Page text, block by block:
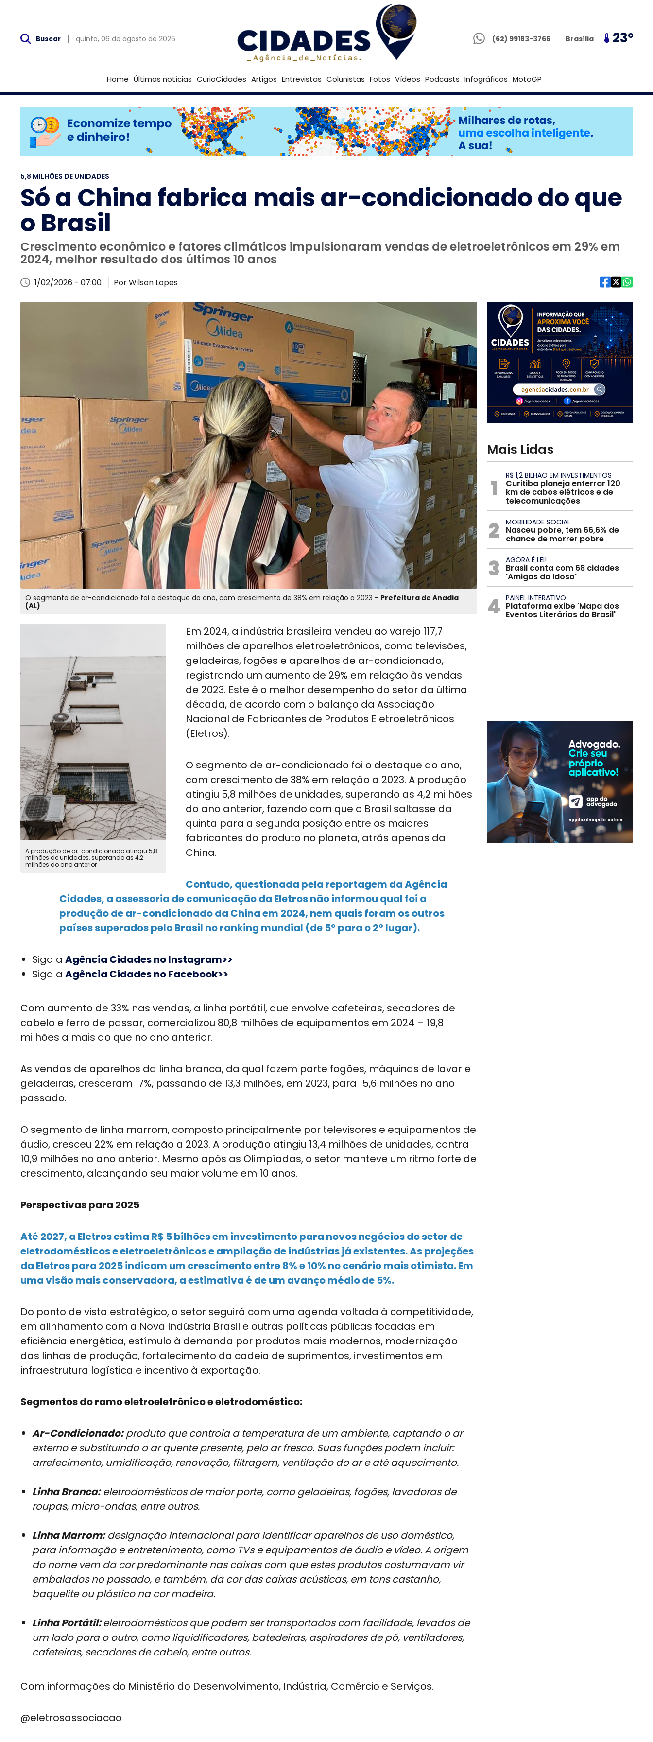
Buscar quinta, 06 de agosto de 2026 (62) 99183-3766
Goiânia 28º Brasília Goiânia 28º Brasília 23º
Home Últimas notícias CurioCidades Artigos Entrevistas Colunistas Fotos Vídeos Podcasts Infográficos MotoGP
5,8 MILHÕES DE UNIDADES
Só a China fabrica mais ar-condicionado do que
o Brasil
Crescimento econômico e fatores climáticos impulsionaram vendas de eletroeletrônicos em 29% em
2024, melhor resultado dos últimos 10 anos
1/02/2026 - 07:00 Por Wilson Lopes
O segmento de ar-condicionado foi o destaque do ano, com crescimento de 38% em relação a 2023 - Prefeitura de Anadia
(AL)
A produção de ar-condicionado atingiu 5,8
milhões de unidades, superando as 4,2
milhões do ano anterior
Em 2024, a indústria brasileira vendeu ao varejo 117,7
milhões de aparelhos eletroeletrônicos, como televisões,
geladeiras, fogões e aparelhos de ar-condicionado,
registrando um aumento de 29% em relação às vendas
de 2023. Este é o melhor desempenho do setor da última
década, de acordo com o balanço da Associação
Nacional de Fabricantes de Produtos Eletroeletrônicos
(Eletros).
O segmento de ar-condicionado foi o destaque do ano,
com crescimento de 38% em relação a 2023. A produção
atingiu 5,8 milhões de unidades, superando as 4,2 milhões
do ano anterior, fazendo com que o Brasil saltasse da
quinta para a segunda posição entre os maiores
fabricantes do produto no planeta, atrás apenas da
China.
Contudo, questionada pela reportagem da Agência
Cidades, a assessoria de comunicação da Eletros não informou qual foi a
produção de ar-condicionado da China em 2024, nem quais foram os outros
países superados pelo Brasil no ranking mundial (de 5º para o 2º lugar).
Siga a Agência Cidades no Instagram>>
Siga a Agência Cidades no Facebook>>
Com aumento de 33% nas vendas, a linha portátil, que envolve cafeteiras, secadores de
cabelo e ferro de passar, comercializou 80,8 milhões de equipamentos em 2024 – 19,8
milhões a mais do que no ano anterior.
As vendas de aparelhos da linha branca, da qual fazem parte fogões, máquinas de lavar e
geladeiras, cresceram 17%, passando de 13,3 milhões, em 2023, para 15,6 milhões no ano
passado.
O segmento de linha marrom, composto principalmente por televisores e equipamentos de
áudio, cresceu 22% em relação a 2023. A produção atingiu 13,4 milhões de unidades, contra
10,9 milhões no ano anterior. Mesmo após as Olimpíadas, o setor manteve um ritmo forte de
crescimento, alcançando seu maior volume em 10 anos.
Perspectivas para 2025
Até 2027, a Eletros estima R$ 5 bilhões em investimento para novos negócios do setor de
eletrodomésticos e eletroeletrônicos e ampliação de indústrias já existentes. As projeções
da Eletros para 2025 indicam um crescimento entre 8% e 10% no cenário mais otimista. Em
uma visão mais conservadora, a estimativa é de um avanço médio de 5%.
Do ponto de vista estratégico, o setor seguirá com uma agenda voltada à competitividade,
em alinhamento com a Nova Indústria Brasil e outras políticas públicas focadas em
eficiência energética, estímulo à demanda por produtos mais modernos, modernização
das linhas de produção, fortalecimento da cadeia de suprimentos, investimentos em
infraestrutura logística e incentivo à exportação.
Segmentos do ramo eletroeletrônico e eletrodoméstico:
Ar-Condicionado:produto que controla a temperatura de um ambiente, captando o ar
externo e substituindo o ar quente presente, pelo ar fresco. Suas funções podem incluir:
arrefecimento, umidificação, renovação, filtragem, ventilação do ar e até aquecimento.
Linha Branca:eletrodomésticos de maior porte, como geladeiras, fogões, lavadoras de
roupas, micro-ondas, entre outros.
Linha Marrom:designação internacional para identificar aparelhos de uso doméstico,
para informação e entretenimento, como TVs e equipamentos de áudio e vídeo. A origem
do nome vem da cor predominante nas caixas com que estes produtos costumavam vir
embalados no passado, e também, da cor das caixas acústicas, em tons castanho,
baquelite ou plástico na cor madeira.
Linha Portátil:eletrodomésticos que podem ser transportados com facilidade, levados de
um lado para o outro, como liquidificadores, batedeiras, aspiradores de pó, ventiladores,
cafeteiras, secadores de cabelo, entre outros.
Com informações do Ministério do Desenvolvimento, Indústria, Comércio e Serviços.
@eletrosassociacao
Mais Lidas
1 R$ 1,2 BILHÃO EM INVESTIMENTOS
Curitiba planeja enterrar 120
km de cabos elétricos e de
telecomunicações
2 MOBILIDADE SOCIAL
Nasceu pobre, tem 66,6% de
chance de morrer pobre
3 AGORA É LEI!
Brasil conta com 68 cidades
'Amigas do Idoso'
4 PAINEL INTERATIVO
Plataforma exibe 'Mapa dos
Eventos Literários do Brasil'